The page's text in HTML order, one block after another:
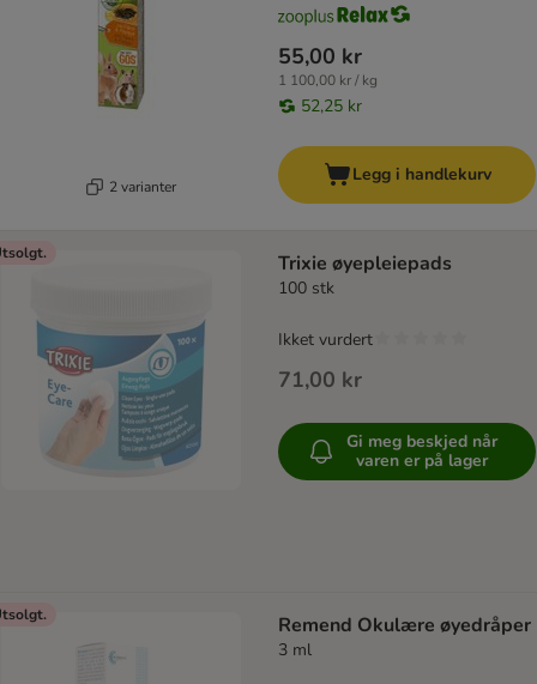
2 varianter
55,00 kr
1 100,00 kr / kg
52,25 kr
Legg i handlekurv
Trixie øyepleiepads
100 stk
71,00 kr
Ikket vurdert
Gi meg beskjed når
varen er på lager
Remend Okulære øyedråper
3 ml